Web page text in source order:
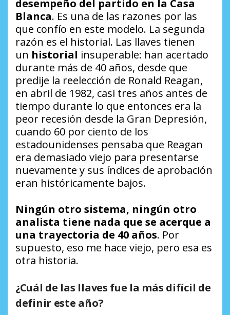
desempeño del partido en la Casa
Blanca. Es una de las razones por las
que confío en este modelo. La segunda
razón es el historial. Las llaves tienen
un historial insuperable: han acertado
durante más de 40 años, desde que
predije la reelección de Ronald Reagan,
en abril de 1982, casi tres años antes de
tiempo durante lo que entonces era la
peor recesión desde la Gran Depresión,
cuando 60 por ciento de los
estadounidenses pensaba que Reagan
era demasiado viejo para presentarse
nuevamente y sus índices de aprobación
eran históricamente bajos.
Ningún otro sistema, ningún otro
analista tiene nada que se acerque a
una trayectoria de 40 años. Por
supuesto, eso me hace viejo, pero esa es
otra historia.
¿Cuál de las llaves fue la más difícil de
definir este año?